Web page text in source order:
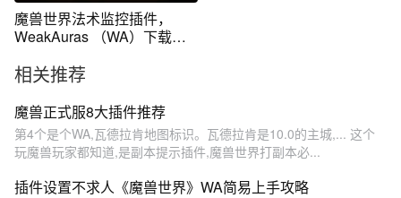
魔兽世界法术监控插件，
WeakAuras （WA）下载安
相关推荐
魔兽正式服8大插件推荐
第4个是个WA,瓦德拉肯地图标识。瓦德拉肯是10.0的主城,... 这个
玩魔兽玩家都知道,是副本提示插件,魔兽世界打副本必...
插件设置不求人《魔兽世界》WA简易上手攻略